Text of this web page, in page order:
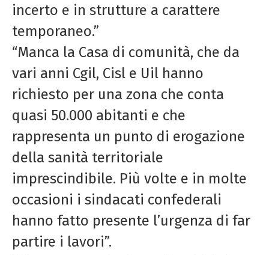
incerto e in strutture a carattere
temporaneo.”
“Manca la Casa di comunità, che da
vari anni Cgil, Cisl e Uil hanno
richiesto per una zona che conta
quasi 50.000 abitanti e che
rappresenta un punto di erogazione
della sanità territoriale
imprescindibile. Più volte e in molte
occasioni i sindacati confederali
hanno fatto presente l’urgenza di far
partire i lavori”.